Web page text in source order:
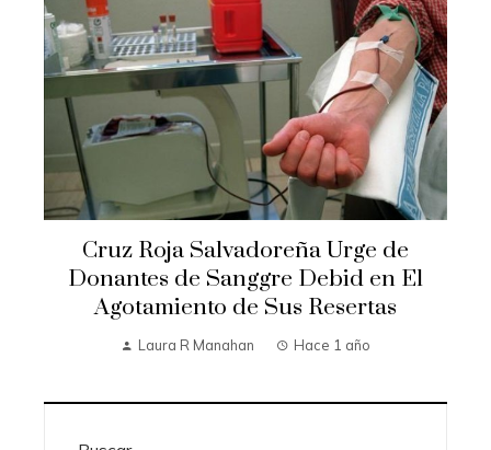
Cruz Roja Salvadoreña Urge de
Donantes de Sanggre Debid en El
Agotamiento de Sus Resertas
Laura R Manahan Hace 1 año